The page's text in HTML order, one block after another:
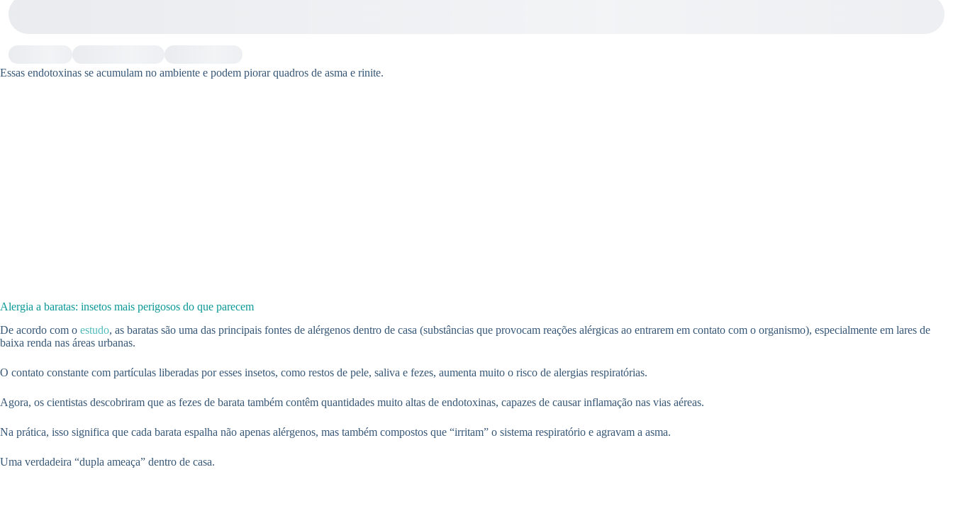
Essas endotoxinas se acumulam no ambiente e podem piorar quadros de asma e rinite.
Alergia a baratas: insetos mais perigosos do que parecem
De acordo com o estudo, as baratas são uma das principais fontes de alérgenos dentro de casa (substâncias que provocam reações alérgicas ao entrarem em contato com o organismo), especialmente em lares de
baixa renda nas áreas urbanas.
O contato constante com partículas liberadas por esses insetos, como restos de pele, saliva e fezes, aumenta muito o risco de alergias respiratórias.
Agora, os cientistas descobriram que as fezes de barata também contêm quantidades muito altas de endotoxinas, capazes de causar inflamação nas vias aéreas.
Na prática, isso significa que cada barata espalha não apenas alérgenos, mas também compostos que “irritam” o sistema respiratório e agravam a asma.
Uma verdadeira “dupla ameaça” dentro de casa.